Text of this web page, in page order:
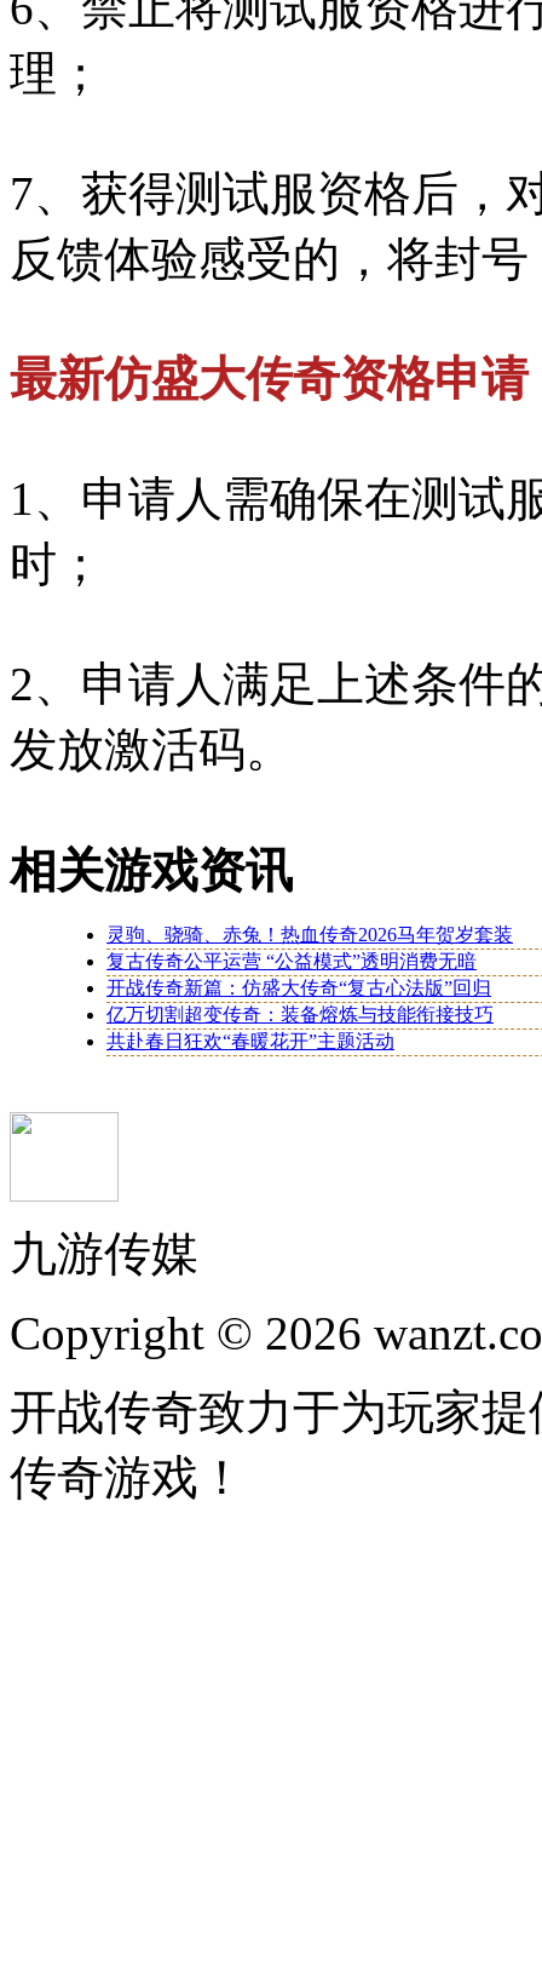
理；
7、获得测试服资格后，
反馈体验感受的，将封
最新仿盛大传奇资格申请
1、申请人需确保在测试
时；
2、申请人满足上述条件
发放激活码。
相关游戏资讯
灵驹、骁骑、赤兔！热血传奇2026马年贺岁套装
复古传奇公平运营 “公益模式”透明消费无暗
开战传奇新篇：仿盛大传奇“复古心法版”回归
亿万切割超变传奇：装备熔炼与技能衔接技巧
共赴春日狂欢“春暖花开”主题活动
九游传媒
Copyright © 2026
开战传奇致力于为玩家
传奇游戏！